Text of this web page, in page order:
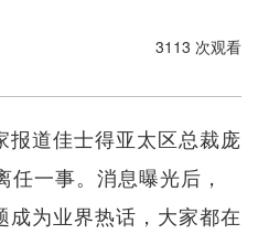
3113 次观看
报道佳士得亚太区总裁庞
一事。消息曝光后，
成为业界热话，大家都在